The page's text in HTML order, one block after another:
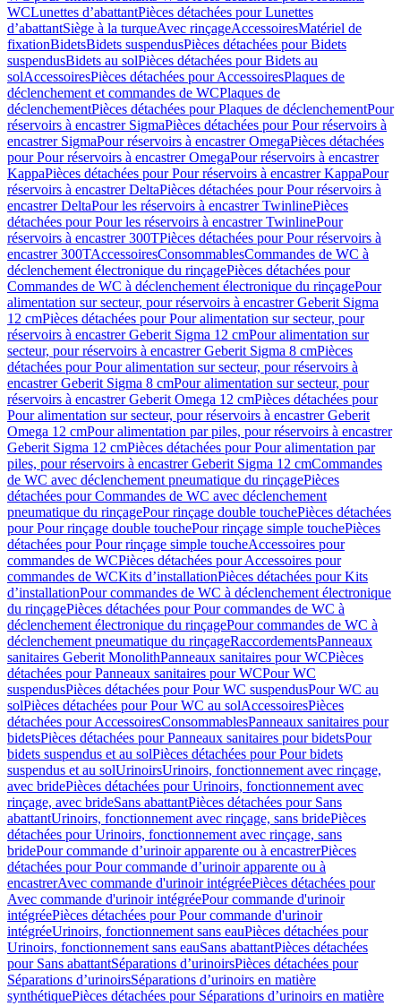
WCLunettes d’abattantPièces détachées pour Lunettes
d’abattantSiège à la turqueAvec rinçageAccessoiresMatériel de
fixationBidetsBidets suspendusPièces détachées pour Bidets
suspendusBidets au solPièces détachées pour Bidets au
solAccessoiresPièces détachées pour AccessoiresPlaques de
déclenchement et commandes de WCPlaques de
déclenchementPièces détachées pour Plaques de déclenchementPour
réservoirs à encastrer SigmaPièces détachées pour Pour réservoirs à
encastrer SigmaPour réservoirs à encastrer OmegaPièces détachées
pour Pour réservoirs à encastrer OmegaPour réservoirs à encastrer
KappaPièces détachées pour Pour réservoirs à encastrer KappaPour
réservoirs à encastrer DeltaPièces détachées pour Pour réservoirs à
encastrer DeltaPour les réservoirs à encastrer TwinlinePièces
détachées pour Pour les réservoirs à encastrer TwinlinePour
réservoirs à encastrer 300TPièces détachées pour Pour réservoirs à
encastrer 300TAccessoiresConsommablesCommandes de WC à
déclenchement électronique du rinçagePièces détachées pour
Commandes de WC à déclenchement électronique du rinçagePour
alimentation sur secteur, pour réservoirs à encastrer Geberit Sigma
12 cmPièces détachées pour Pour alimentation sur secteur, pour
réservoirs à encastrer Geberit Sigma 12 cmPour alimentation sur
secteur, pour réservoirs à encastrer Geberit Sigma 8 cmPièces
détachées pour Pour alimentation sur secteur, pour réservoirs à
encastrer Geberit Sigma 8 cmPour alimentation sur secteur, pour
réservoirs à encastrer Geberit Omega 12 cmPièces détachées pour
Pour alimentation sur secteur, pour réservoirs à encastrer Geberit
Omega 12 cmPour alimentation par piles, pour réservoirs à encastrer
Geberit Sigma 12 cmPièces détachées pour Pour alimentation par
piles, pour réservoirs à encastrer Geberit Sigma 12 cmCommandes
de WC avec déclenchement pneumatique du rinçagePièces
détachées pour Commandes de WC avec déclenchement
pneumatique du rinçagePour rinçage double touchePièces détachées
pour Pour rinçage double touchePour rinçage simple touchePièces
détachées pour Pour rinçage simple toucheAccessoires pour
commandes de WCPièces détachées pour Accessoires pour
commandes de WCKits d’installationPièces détachées pour Kits
d’installationPour commandes de WC à déclenchement électronique
du rinçagePièces détachées pour Pour commandes de WC à
déclenchement électronique du rinçagePour commandes de WC à
déclenchement pneumatique du rinçageRaccordementsPanneaux
sanitaires Geberit MonolithPanneaux sanitaires pour WCPièces
détachées pour Panneaux sanitaires pour WCPour WC
suspendusPièces détachées pour Pour WC suspendusPour WC au
solPièces détachées pour Pour WC au solAccessoiresPièces
détachées pour AccessoiresConsommablesPanneaux sanitaires pour
bidetsPièces détachées pour Panneaux sanitaires pour bidetsPour
bidets suspendus et au solPièces détachées pour Pour bidets
suspendus et au solUrinoirsUrinoirs, fonctionnement avec rinçage,
avec bridePièces détachées pour Urinoirs, fonctionnement avec
rinçage, avec brideSans abattantPièces détachées pour Sans
abattantUrinoirs, fonctionnement avec rinçage, sans bridePièces
détachées pour Urinoirs, fonctionnement avec rinçage, sans
bridePour commande d’urinoir apparente ou à encastrerPièces
détachées pour Pour commande d’urinoir apparente ou à
encastrerAvec commande d'urinoir intégréePièces détachées pour
Avec commande d'urinoir intégréePour commande d'urinoir
intégréePièces détachées pour Pour commande d'urinoir
intégréeUrinoirs, fonctionnement sans eauPièces détachées pour
Urinoirs, fonctionnement sans eauSans abattantPièces détachées
pour Sans abattantSéparations d’urinoirsPièces détachées pour
Séparations d’urinoirsSéparations d’urinoirs en matière
synthétiquePièces détachées pour Séparations d’urinoirs en matière